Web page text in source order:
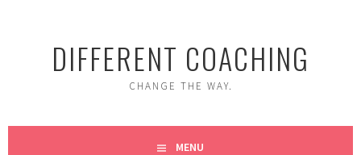
DIFFERENT COACHING
CHANGE THE WAY.
MENU